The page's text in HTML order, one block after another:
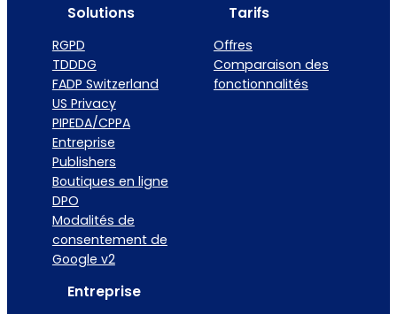
Solutions
RGPD
TDDDG
FADP Switzerland
US Privacy
PIPEDA/CPPA
Entreprise
Publishers
Boutiques en ligne
DPO
Modalités de
consentement de
Google v2
Tarifs
Offres
Comparaison des
fonctionnalités
Entreprise